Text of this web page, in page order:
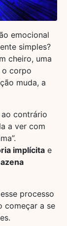
emocional
simples?
cheiro, uma
o corpo
muda, a
ao contrário
a ver com
implícita e
processo
começar a se